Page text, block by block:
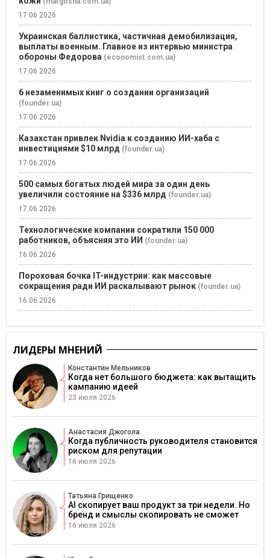
17.06.2026
Украинская баллистика, частичная демобилизация,
выплаты военным. Главное из интервью министра
обороны Федорова (economist.com.ua)
17.06.2026
6 незаменимых книг о создании организаций
(founder.ua)
17.06.2026
Казахстан привлек Nvidia к созданию ИИ-хаба с
инвестициями $10 млрд (founder.ua)
17.06.2026
500 самых богатых людей мира за один день
увеличили состояние на $336 млрд (founder.ua)
17.06.2026
Технологические компании сократили 150 000
работников, объясняя это ИИ (founder.ua)
16.06.2026
Пороховая бочка IT-индустрии: как массовые
сокращения ради ИИ раскалывают рынок (founder.ua)
16.06.2026
ЛИДЕРЫ МНЕНИЙ
Константин Мельников
Когда нет большого бюджета: как вытащить
кампанию идеей
23 июля 2026
Анастасия Джогола
Когда публичность руководителя становится
риском для репутации
16 июля 2026
Татьяна Грищенко
AI скопирует ваш продукт за три недели. Но
бренд и смыслы скопировать не сможет
16 июля 2026